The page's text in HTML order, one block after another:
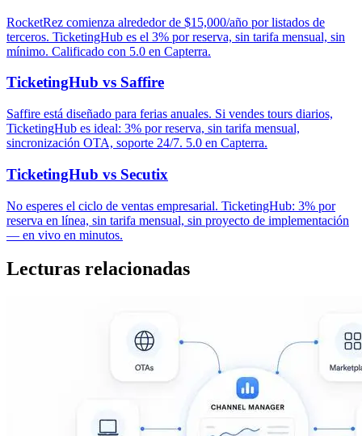
RocketRez comienza alrededor de $15,000/año por listados de
terceros. TicketingHub es el 3% por reserva, sin tarifa mensual, sin
mínimo. Calificado con 5.0 en Capterra.
TicketingHub vs Saffire
Saffire está diseñado para ferias anuales. Si vendes tours diarios,
TicketingHub es ideal: 3% por reserva, sin tarifa mensual,
sincronización OTA, soporte 24/7. 5.0 en Capterra.
TicketingHub vs Secutix
No esperes el ciclo de ventas empresarial. TicketingHub: 3% por
reserva en línea, sin tarifa mensual, sin proyecto de implementación
— en vivo en minutos.
Lecturas relacionadas